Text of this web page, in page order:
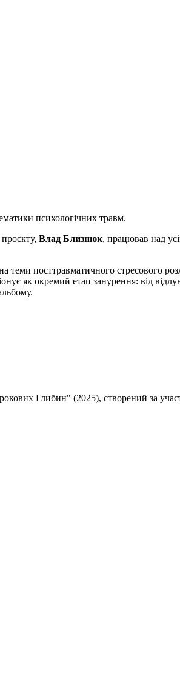
психологічних травм.
Влад Близнюк, працював над
посттравматичного стресового
як окремий етап занурення: від
Глибин" (2025), створений за